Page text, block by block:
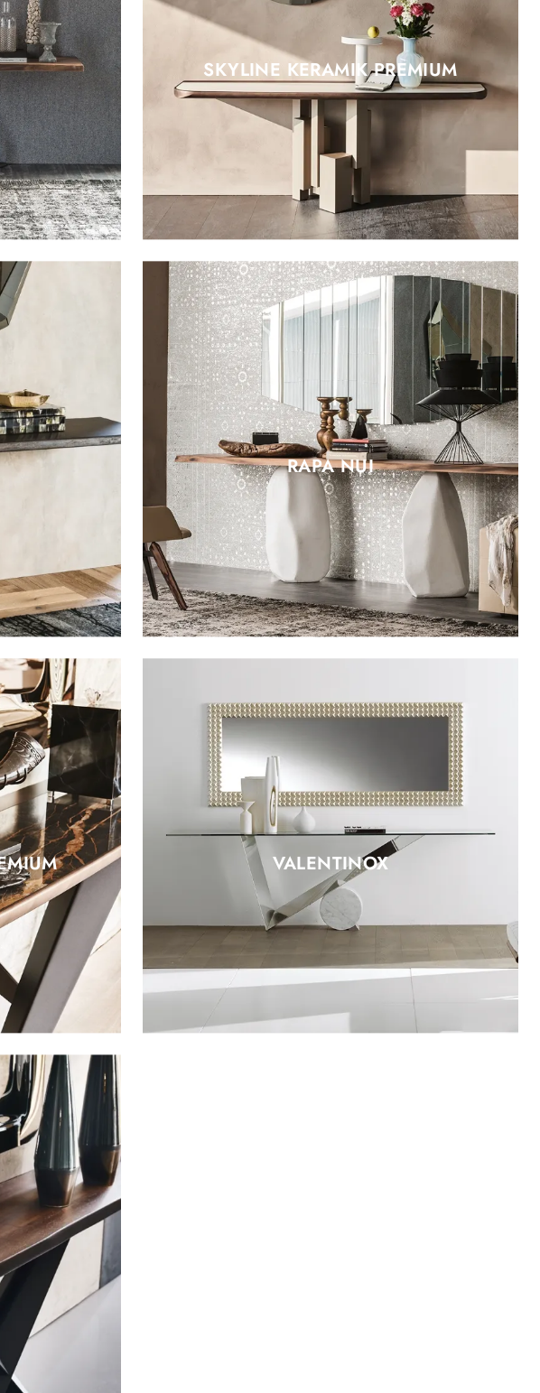
SKYLINE KERAMIK PREMIUM
RAPA NUI
VALENTINOX